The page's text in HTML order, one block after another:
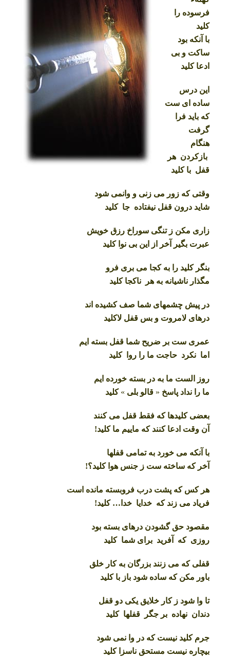
فرسوده را
کلید
با آنکه بود
ساکت و بی
ادعا کلید
این درس
ساده ای ست
که باید فرا
گرفت
هنگام
بازکردن هر
قفل با کلید
وقتی که زور می زنی و وانمی شود
شاید درون قفل نیفتاده جا کلید
زاری مکن ز تنگی سوراخ رزق خویش
عبرت بگیر آخر از این بی نوا کلید
بنگر کلید را به کجا می بری فرو
مگذار ناشیانه به هر ناکجا کلید
در پیش چشمهای شما صف کشیده اند
درهای لامروت و بس قفل لاکلید
عمری ست بر ضریح شما قفل بسته ایم
اما نکرد حاجت ما را روا کلید
روز الست ما به در بسته خورده ایم
ما را نداد پاسخ « قالو بلی » کلید
بعضی کلیدها که فقط قفل می کنند
آن وقت ادعا کنند که ماییم ما کلید!
با آنکه می خورد به تمامی قفلها
آخر که ساخته ست ز جنس هوا کلید؟!
هر کس که پشت درب فروبسته مانده است
فریاد می زند که خدایا خدا… کلید!
مقصود حق گشودن درهای بسته بود
روزی که آفرید برای شما کلید
قفلی که می زنند بزرگان به کار خلق
باور مکن که ساده شود باز با کلید
تا وا شود ز کار خلایق یکی دو قفل
دندان نهاده بر جگر قفلها کلید
جرم کلید نیست که در وا نمی شود
بیچاره نیست مستحق ناسزا کلید